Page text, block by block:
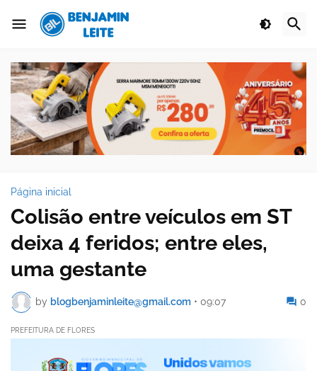
Página inicial
Colisão entre veículos em ST
deixa 4 feridos; entre eles,
uma gestante
by blogbenjaminleite@gmail.com • 09:07 0
PREFEITURA DE FLORES